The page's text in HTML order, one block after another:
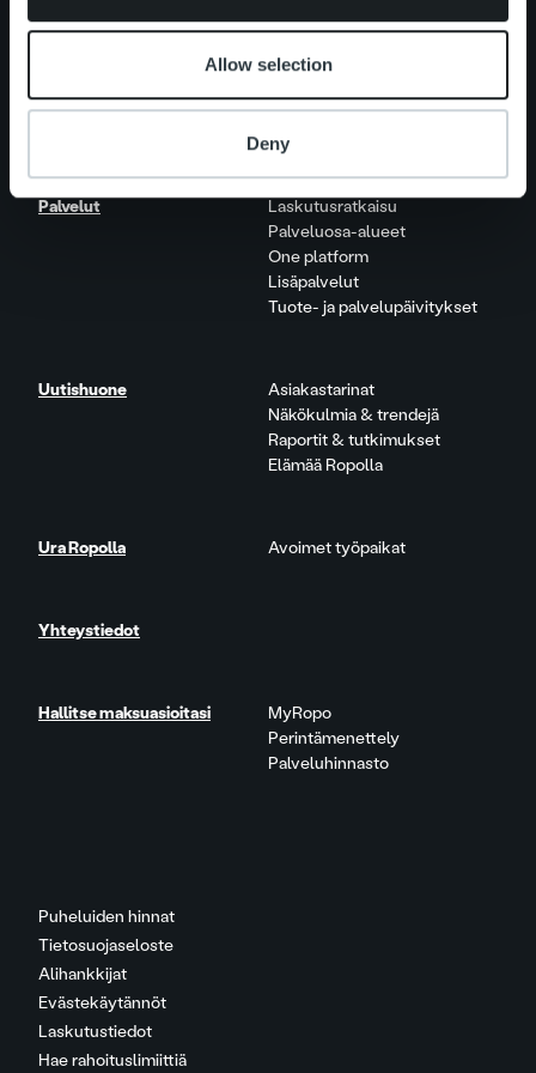
Allow selection
Deny
Puheluiden hinnat
Tietosuojaseloste
Alihankkijat
Evästekäytännöt
Laskutustiedot
Hae rahoituslimiittiä
Johto ja organisaatio
Ihmiset ja kulttuurimme
Palvelut
Laskutusratkaisu
Palveluosa-alueet
One platform
Lisäpalvelut
Tuote- ja palvelupäivitykset
Uutishuone
Asiakastarinat
Näkökulmia & trendejä
Raportit & tutkimukset
Elämää Ropolla
Ura Ropolla Avoimet työpaikat
Yhteystiedot
Hallitse maksuasioitasi
MyRopo
Perintämenettely
Palveluhinnasto